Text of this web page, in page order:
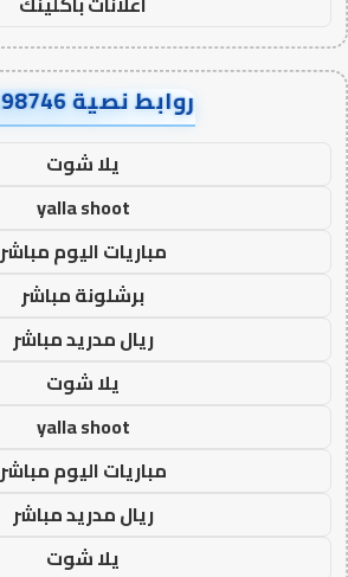
روابط نصية AA98746
يلا شوت
yalla shoot
مباريات اليوم مباشر
برشلونة مباشر
ريال مدريد مباشر
يلا شوت
yalla shoot
مباريات اليوم مباشر
ريال مدريد مباشر
يلا شوت